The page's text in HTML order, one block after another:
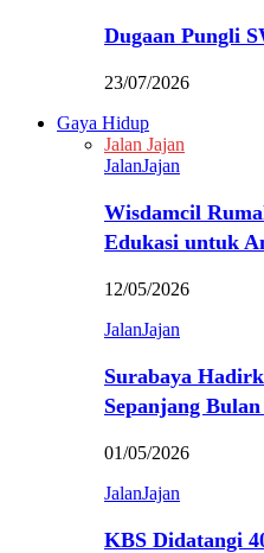
Dugaan Pungli
23/07/2026
Gaya Hidup
Jalan Jajan
JalanJajan
Wisdamcil
Edukasi untuk
12/05/2026
JalanJajan
Surabaya
Sepanjang
01/05/2026
JalanJajan
KBS Didatangi